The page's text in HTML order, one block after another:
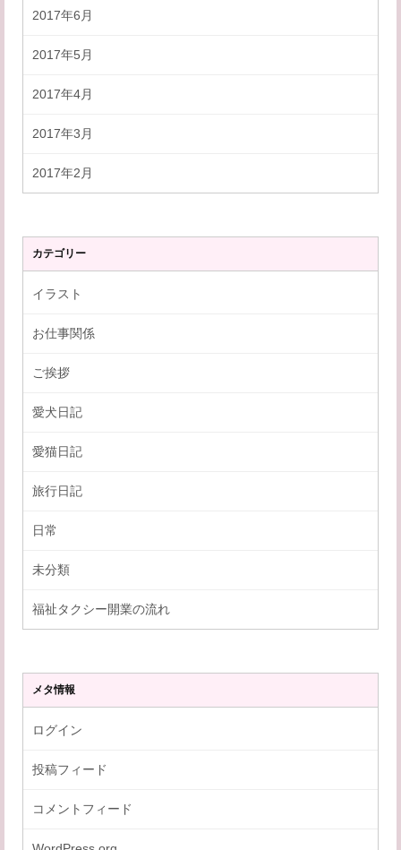
2017年6月
2017年5月
2017年4月
2017年3月
2017年2月
カテゴリー
イラスト
お仕事関係
ご挨拶
愛犬日記
愛猫日記
旅行日記
日常
未分類
福祉タクシー開業の流れ
メタ情報
ログイン
投稿フィード
コメントフィード